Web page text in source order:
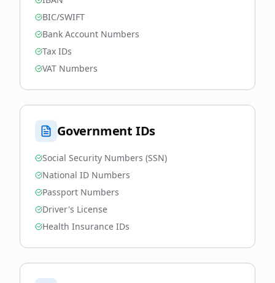
BIC/SWIFT
Bank Account Numbers
Tax IDs
VAT Numbers
Government IDs
Social Security Numbers (SSN)
National ID Numbers
Passport Numbers
Driver's License
Health Insurance IDs